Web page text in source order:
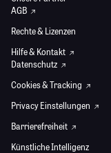
AGB
Rechte & Lizenzen
Hilfe & Kontakt
Datenschutz
Cookies & Tracking
Privacy Einstellungen
Barrierefreiheit
Künstliche Intelligenz